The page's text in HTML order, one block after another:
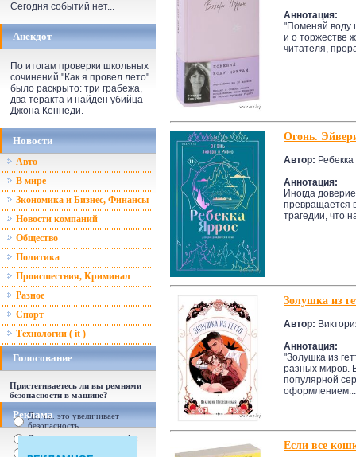
Сегодня событий нет...
Анекдот
По итогам проверки школьных
сочинений "Как я провел лето"
было раскрыто: три грабежа,
два теракта и найден убийца
Джона Кеннеди.
Новости
Авто
В мире
Зкономика и Бизнес, Финансы
Новости компаний
Общество
Политика
Происшествия, Криминал
Разное
Спорт
Технологии ( it )
Голосование
Пристегиваетесь ли вы ремнями
безопасности в машине?
Да, т.к. это увеличивает
безопасность
Да, т.к. увеличились штрафы
Реклама
Аннотация:
"Поменяй воду
и о торжестве
читателя,
Огонь.
Автор:
Аннотация:
Иногда
превращается
трагедии, что
Золушка из
Автор:
Аннотация:
"Золушка из
разных миров.
популярной
оформлением...
Если все